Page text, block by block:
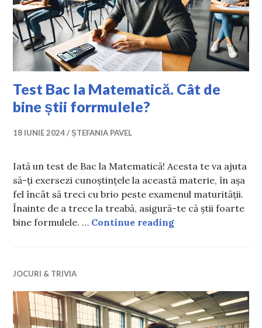
Test Bac la Matematică. Cât de
bine știi forrmulele?
18 IUNIE 2024 ȘTEFANIA PAVEL
Iată un test de Bac la Matematică! Acesta te va ajuta
să-ți exersezi cunoștințele la această materie, în așa
fel încât să treci cu brio peste examenul maturității.
Înainte de a trece la treabă, asigură-te că știi foarte
bine formulele. … Continue readingTest Bac la
JOCURI & TRIVIA